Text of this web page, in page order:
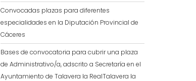
Convocadas plazas para diferentes
especialidades en la Diputación Provincial de
Cáceres
Bases de convocatoria para cubrir una plaza
de Administrativo/a, adscrito a Secretaría en el
Ayuntamiento de Talavera la RealTalavera la